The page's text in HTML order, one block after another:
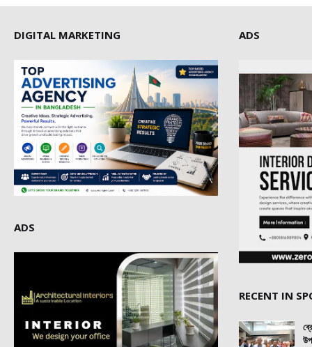
DIGITAL MARKETING
ADS
ADS
RECENT IN